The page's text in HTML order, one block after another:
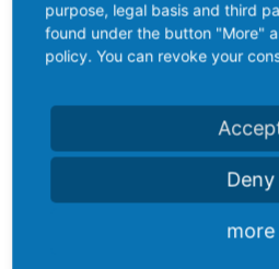
purpose, legal basis and third
found under the button "More"
policy. You can revoke your
Deny
more